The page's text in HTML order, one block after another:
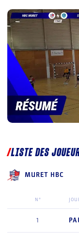
LISTE DES
MURET HBC
N°
1